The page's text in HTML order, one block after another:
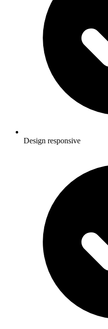
Design responsive